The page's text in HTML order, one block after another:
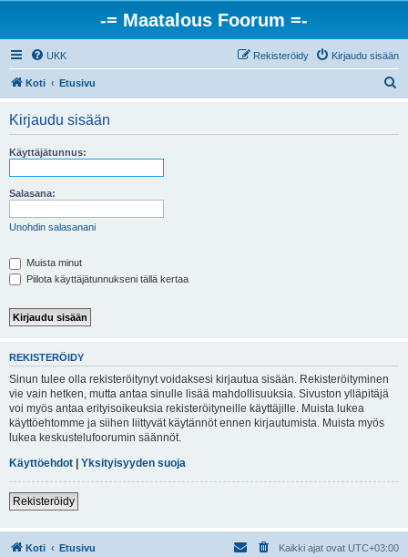
-= Maatalous Foorum =-
UKK Kirjaudu sisään
Rekisteröidy
Koti Etusivu
Kirjaudu sisään
Käyttäjätunnus:
Salasana:
Unohdin salasanani
Muista minut
Piilota käyttäjätunnukseni tällä kertaa
REKISTERÖIDY
Sinun tulee olla rekisteröitynyt voidaksesi kirjautua sisään. Rekisteröityminen
vie vain hetken, mutta antaa sinulle lisää mahdollisuuksia. Sivuston ylläpitäjä
voi myös antaa erityisoikeuksia rekisteröityneille käyttäjille. Muista lukea
käyttöehtomme ja siihen liittyvät käytännöt ennen kirjautumista. Muista myös
lukea keskustelufoorumin säännöt.
Käyttöehdot | Yksityisyyden suoja
Rekisteröidy
Koti Etusivu Kaikki ajat ovat UTC+03:00